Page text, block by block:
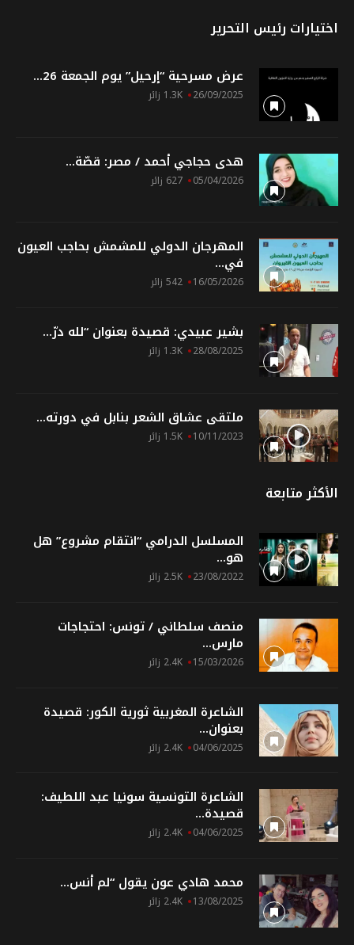
اختيارات رئيس التحرير
عرض مسرحية “إرحيل” يوم الجمعة 26...
26/09/2025 1.3K زائر
هدى حجاجي أحمد / مصر: قصّة...
05/04/2026 627 زائر
المهرجان الدولي للمشمش بحاجب العيون
في...
16/05/2026 542 زائر
بشير عبيدي: قصيدة بعنوان “لله درّ...
28/08/2025 1.3K زائر
ملتقى عشاق الشعر بنابل في دورته...
10/11/2023 1.5K زائر
الأكثر متابعة
المسلسل الدرامي “انتقام مشروع” هل
هو...
23/08/2022 2.5K زائر
منصف سلطاني / تونس: احتجاجات
مارس...
15/03/2026 2.4K زائر
الشاعرة المغربية ثورية الكور: قصيدة
بعنوان...
04/06/2025 2.4K زائر
الشاعرة التونسية سونيا عبد اللطيف:
قصيدة...
04/06/2025 2.4K زائر
محمد هادي عون يقول “لم أنس...
13/08/2025 2.4K زائر